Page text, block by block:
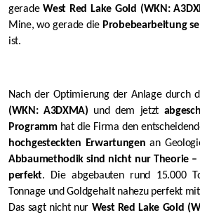
geradeWest Red Lake Gold (WKN:
Mine, wo gerade dieProbebearbeitung
ist.
Nach der Optimierung der Anlage durch
(WKN: A3DXMA) und dem jetzt
Programmhat die Firma den
hochgesteckten Erwartungen an
Abbaumethodik sind nicht nur Theorie
perfekt. Die abgebauten rund 15.000
Tonnage und Goldgehalt nahezu perfekt
Das sagt nicht nur West Red Lake Gold